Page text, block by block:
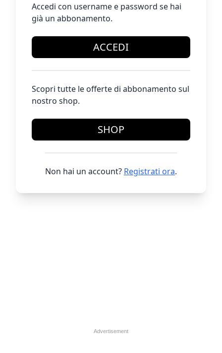
Accedi con username e password se hai
già un abbonamento.
ACCEDI
Scopri tutte le offerte di abbonamento sul
nostro shop.
SHOP
Non hai un account? Registrati ora.